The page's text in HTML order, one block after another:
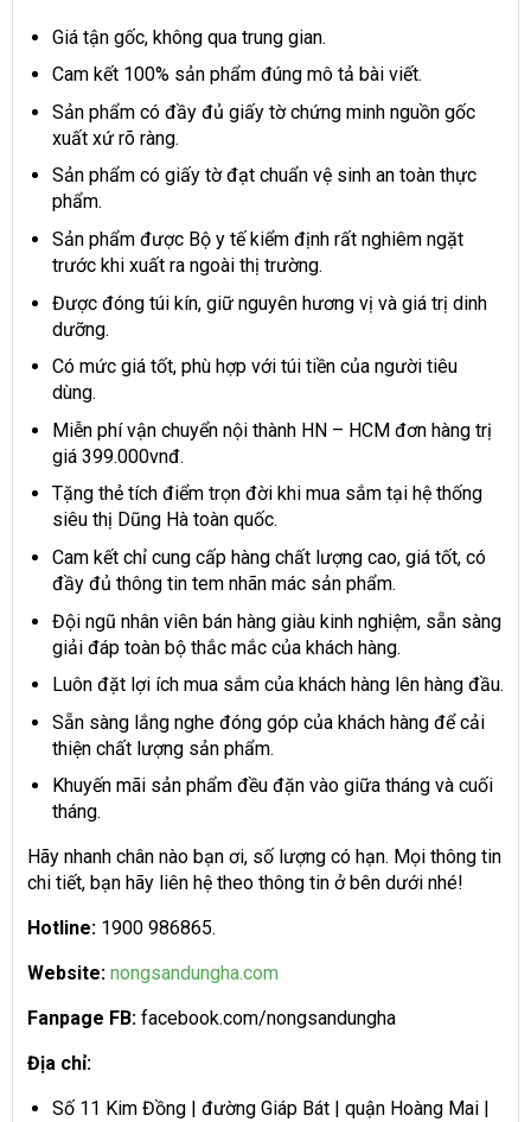
Giá tận gốc, không qua trung gian.
Cam kết 100% sản phẩm đúng mô tả bài viết.
Sản phẩm có đầy đủ giấy tờ chứng minh nguồn gốc
xuất xứ rõ ràng.
Sản phẩm có giấy tờ đạt chuẩn vệ sinh an toàn thực
phẩm.
Sản phẩm được Bộ y tế kiểm định rất nghiêm ngặt
trước khi xuất ra ngoài thị trường.
Được đóng túi kín, giữ nguyên hương vị và giá trị dinh
dưỡng.
Có mức giá tốt, phù hợp với túi tiền của người tiêu
dùng.
Miễn phí vận chuyển nội thành HN – HCM đơn hàng trị
giá 399.000vnđ.
Tặng thẻ tích điểm trọn đời khi mua sắm tại hệ thống
siêu thị Dũng Hà toàn quốc.
Cam kết chỉ cung cấp hàng chất lượng cao, giá tốt, có
đầy đủ thông tin tem nhãn mác sản phẩm.
Đội ngũ nhân viên bán hàng giàu kinh nghiệm, sẵn sàng
giải đáp toàn bộ thắc mắc của khách hàng.
Luôn đặt lợi ích mua sắm của khách hàng lên hàng đầu.
Sẵn sàng lắng nghe đóng góp của khách hàng để cải
thiện chất lượng sản phẩm.
Khuyến mãi sản phẩm đều đặn vào giữa tháng và cuối
tháng.
Hãy nhanh chân nào bạn ơi, số lượng có hạn. Mọi thông tin
chi tiết, bạn hãy liên hệ theo thông tin ở bên dưới nhé!
Hotline: 1900 986865.
Website: nongsandungha.com
Fanpage FB: facebook.com/nongsandungha
Địa chỉ:
Số 11 Kim Đồng | đường Giáp Bát | quận Hoàng Mai |